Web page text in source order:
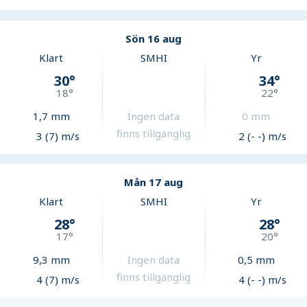
Sön 16 aug
Klart
30°
18°
1,7 mm
3 (7) m/s
SMHI
Ingen data
finns tillgänglig
Yr
34°
22°
0 mm
2 (- -) m/s
Mån 17 aug
Klart
28°
17°
9,3 mm
4 (7) m/s
SMHI
Ingen data
finns tillgänglig
Yr
28°
20°
0,5 mm
4 (- -) m/s